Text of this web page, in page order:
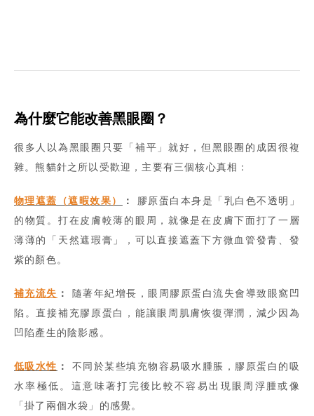
為什麼它能改善黑眼圈？
很多人以為黑眼圈只要「補平」就好，但黑眼圈的成因很複
雜。熊貓針之所以受歡迎，主要有三個核心真相：
物理遮蓋（遮暇效果） ：
膠原蛋白本身是「乳白色不透明」
的物質。打在皮膚較薄的眼周，就像是在皮膚下面打了一層
薄薄的「天然遮瑕膏」，可以直接遮蓋下方微血管發青、發
紫的顏色。
補充流失 ：
隨著年紀增長，眼周膠原蛋白流失會導致眼窩凹
陷。直接補充膠原蛋白，能讓眼周肌膚恢復彈潤，減少因為
凹陷產生的陰影感。
低吸水性 ：
不同於某些填充物容易吸水腫脹，膠原蛋白的吸
水率極低。這意味著打完後比較不容易出現眼周浮腫或像
「掛了兩個水袋」的感覺。